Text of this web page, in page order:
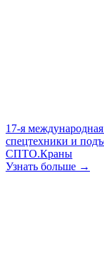
17-я
спецтехники и
СПТО.Краны
Узнать больше →